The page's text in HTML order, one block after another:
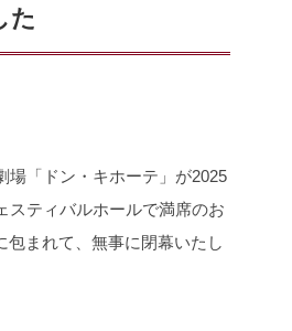
た
場「ドン・キホーテ」が2025
スティバルホールで満席のお
包まれて、無事に閉幕いたし